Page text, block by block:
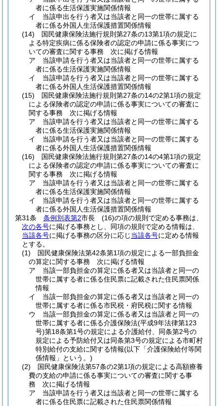
者に係る生活保護実施関係情報
イ
当該申出を行う者又は当該者と同一の世帯に属する
者に係る外国人生活保護措置関係情報
(14)
国民健康保険法施行規則第27条の13第1項の規定に
よる特定疾病に係る保険者の認定の申請に係る事実につ
いての審査に関する事務 次に掲げる情報
ア
当該申請を行う者又は当該者と同一の世帯に属する
者に係る生活保護実施関係情報
イ
当該申請を行う者又は当該者と同一の世帯に属する
者に係る外国人生活保護措置関係情報
(15)
国民健康保険法施行規則第27条の14の2第1項の規定
による保険者の認定の申請に係る事実についての審査に
関する事務 次に掲げる情報
ア
当該申請を行う者又は当該者と同一の世帯に属する
者に係る生活保護実施関係情報
イ
当該申請を行う者又は当該者と同一の世帯に属する
者に係る外国人生活保護措置関係情報
(16)
国民健康保険法施行規則第27条の14の4第1項の規定
による保険者の認定の申請に係る事実についての審査に
関する事務 次に掲げる情報
ア
当該申請を行う者又は当該者と同一の世帯に属する
者に係る生活保護実施関係情報
イ
当該申請を行う者又は当該者と同一の世帯に属する
者に係る外国人生活保護措置関係情報
第31条
条例別表第2市長 (16)の項の規則で定める事務は、
次の各号に掲げる事務とし、同項の規則で定める情報は、
当該各号に掲げる事務の区分に応じ当該各号に定める情報
とする。
(1)
国民健康保険法第42条第1項の規定による一部負担金
の算定に関する事務 次に掲げる情報
ア
当該一部負担金の算定に係る者又は当該者と同一の
世帯に属する者に係る住民票に記載された住民票関係
情報
イ
当該一部負担金の算定に係る者又は当該者と同一の
世帯に属する者に係る市民税・府民税に関する情報
ウ
当該一部負担金の算定に係る者又は当該者と同一の
世帯に属する者に係る介護保険法(平成9年法律第123
号)第18条第1号の規定による介護給付、同条第2号の
規定による予防給付又は同条第3号の規定による市町村
特別給付の支給に関する情報(以下「介護保険給付等関
係情報」という。)
(2)
国民健康保険法第57条の2第1項の規定による高額療養
費の支給の申請に係る事実についての審査に関する事
務 次に掲げる情報
ア
当該申請を行う者又は当該者と同一の世帯に属する
者に係る住民票に記載された住民票関係情報